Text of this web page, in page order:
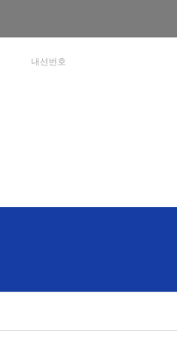
내선번호